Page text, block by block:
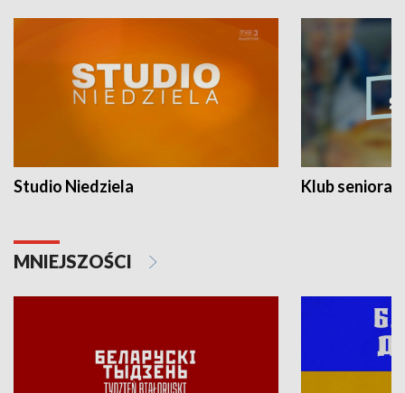
Studio Niedziela Klub seniora
MNIEJSZOŚCI